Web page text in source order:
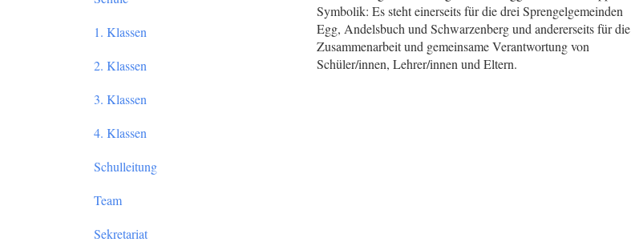
1. Klassen
2. Klassen
3. Klassen
4. Klassen
Schulleitung
Team
Sekretariat
Symbolik: Es steht einerseits für die drei Sprengelgemeinden
Egg, Andelsbuch und Schwarzenberg und andererseits für die
Zusammenarbeit und gemeinsame Verantwortung von
Schüler/innen, Lehrer/innen und Eltern.